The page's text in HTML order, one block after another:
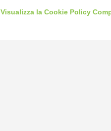
Visualizza la Cookie Policy